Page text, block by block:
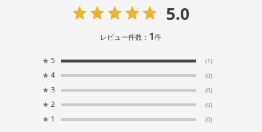
5.0
レビュー件数： 1件
★ 5 (1)
★ 4 (0)
★ 3 (0)
★ 2 (0)
★ 1 (0)